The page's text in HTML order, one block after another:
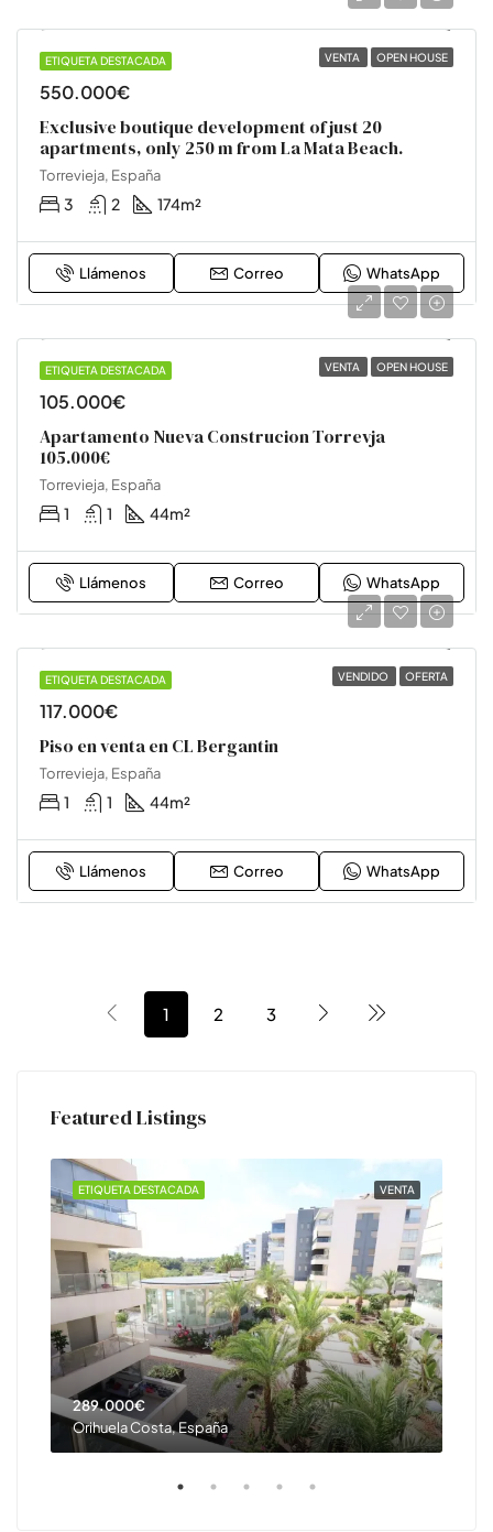
ETIQUETA DESTACADA VENTA OPEN HOUSE
OFICINA
550.000€
Exclusive boutique development of just 20
apartments, only 250 m from La Mata Beach.
Torrevieja, España
3 2 174m²
Llámenos Correo WhatsApp
ETIQUETA DESTACADA VENTA OPEN HOUSE
OFICINA
105.000€
Apartamento Nueva Construcion Torrevja
105.000€
Torrevieja, España
1 1 44m²
Llámenos Correo WhatsApp
ETIQUETA DESTACADA VENDIDO OFERTA
OFICINA
117.000€
Piso en venta en CL Bergantin
Torrevieja, España
1 1 44m²
Llámenos Correo WhatsApp
1 2 3
Featured Listings
VENTA
ETIQUETA DESTACADA
289.000€
Orihuela Costa, España